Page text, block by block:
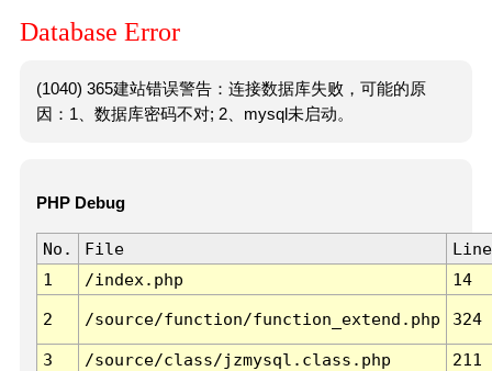
Database Error
(1040) 365建站错误警告：连接数据库失败，可能的原
因：1、数据库密码不对; 2、mysql未启动。
PHP Debug
No. File
Line
1
/index.php 14
2 /source/function/function_extend.php 324
3 /source/class/jzmysql.class.php
211